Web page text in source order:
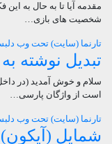
مقدمه آیا تا به حال به این
شخصیت های بازی…
تارنما (سایت) تحت وب
تبدیل نوشته
سلام و خوش آمدید (در
است از واژگان پارسی…
تارنما (سایت) تحت وب
شمایل